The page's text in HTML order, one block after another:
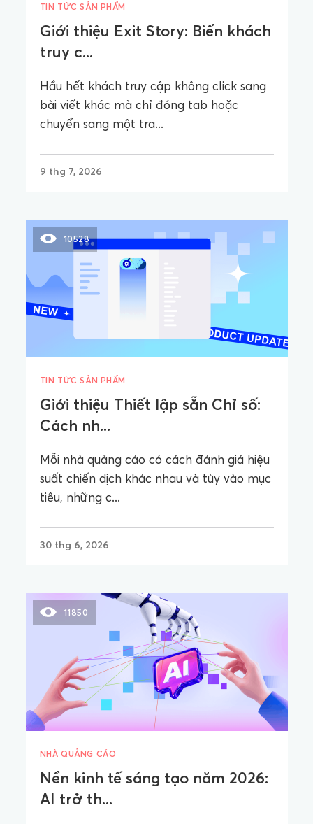
TIN TỨC SẢN PHẨM
Giới thiệu Exit Story: Biến khách
truy c...
Hầu hết khách truy cập không click sang
bài viết khác mà chỉ đóng tab hoặc
chuyển sang một tra...
9 thg 7, 2026
10528
TIN TỨC SẢN PHẨM
Giới thiệu Thiết lập sẵn Chỉ số:
Cách nh...
Mỗi nhà quảng cáo có cách đánh giá hiệu
suất chiến dịch khác nhau và tùy vào mục
tiêu, những c...
30 thg 6, 2026
11850
NHÀ QUẢNG CÁO
Nền kinh tế sáng tạo năm 2026:
AI trở th...